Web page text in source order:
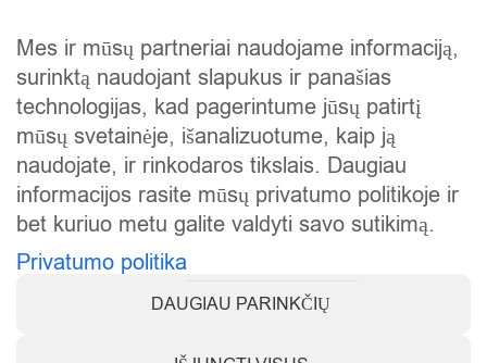
Mūsų istorija
Privatumo politika
Slapukų politika
Atsiskaitymas
Prekių grąžinimas
Mes ir mūsų partneriai naudojame informaciją,
surinktą naudojant slapukus ir panašias
technologijas, kad pagerintume jūsų patirtį
mūsų svetainėje, išanalizuotume, kaip ją
naudojate, ir rinkodaros tikslais. Daugiau
informacijos rasite mūsų privatumo politikoje ir
bet kuriuo metu galite valdyti savo sutikimą.
Privatumo politika
DAUGIAU PARINKČIŲ